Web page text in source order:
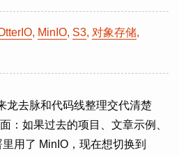
, MinIO, S3, 对象存储,
龙去脉和代码线整理交代清楚
：如果过去的项目、文章示例、
用了 MinIO，现在想切换到